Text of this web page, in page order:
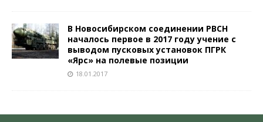
В Новосибирском соединении РВСН
началось первое в 2017 году учение с
выводом пусковых установок ПГРК
«Ярс» на полевые позиции
18.01.2017